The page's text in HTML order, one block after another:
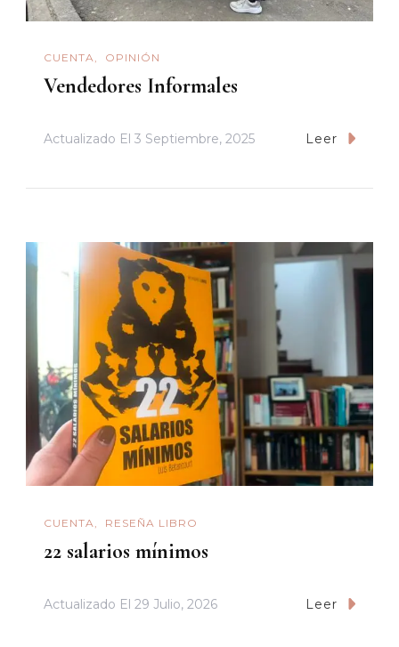
CUENTA OPINIÓN
Vendedores Informales
Actualizado El 3 Septiembre, 2025 Leer
CUENTA RESEÑA LIBRO
22 salarios mínimos
Actualizado El 29 Julio, 2026 Leer